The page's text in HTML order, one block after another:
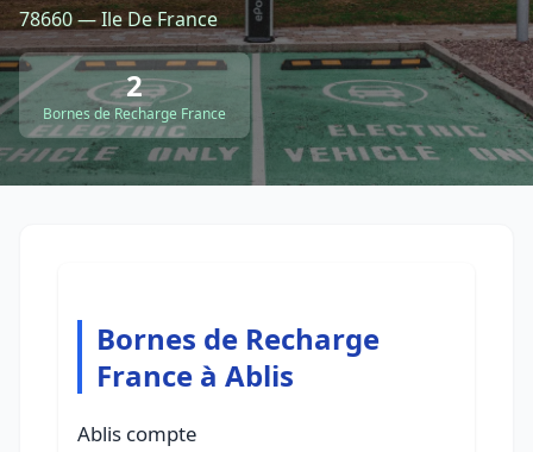
CGU-Confidentialité- Service proposé parViteUnDevis.com-Vous
78660 — Ile De France
2
Bornes de Recharge France
Bornes de Recharge
France à Ablis
Ablis compte